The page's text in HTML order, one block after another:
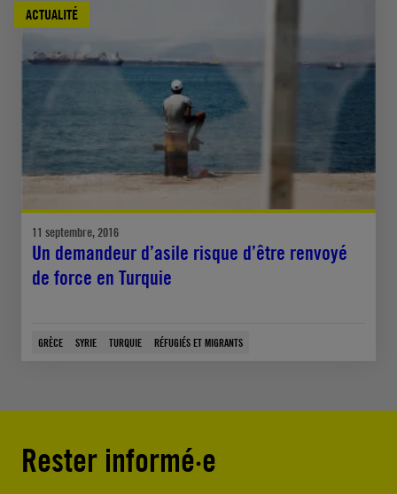
ACTUALITÉ
11 septembre, 2016
Un demandeur d’asile risque d’être renvoyé
de force en Turquie
GRÈCE SYRIE TURQUIE RÉFUGIÉS ET MIGRANTS
Rester informé·e